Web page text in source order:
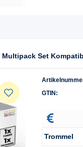
Set
GTIN:
Trommel